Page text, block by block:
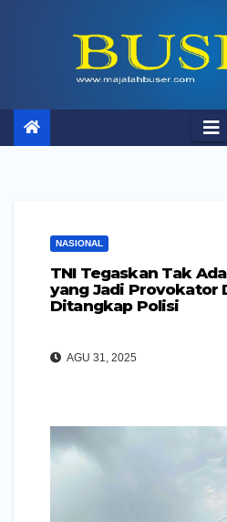
NASIONAL
TNI Tegaskan Tak
yang Jadi Provokator
Ditangkap Polisi
AGU 31, 2025